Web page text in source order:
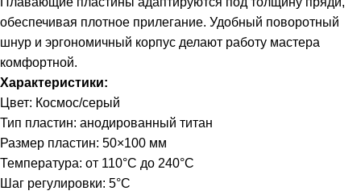
обеспечивая плотное прилегание. Удобный поворотный
шнур и эргономичный корпус делают работу мастера
комфортной.
Характеристики:
Цвет: Космос/серый
Тип пластин: анодированный титан
Размер пластин: 50×100 мм
Температура: от 110°C до 240°C
Шаг регулировки: 5°C